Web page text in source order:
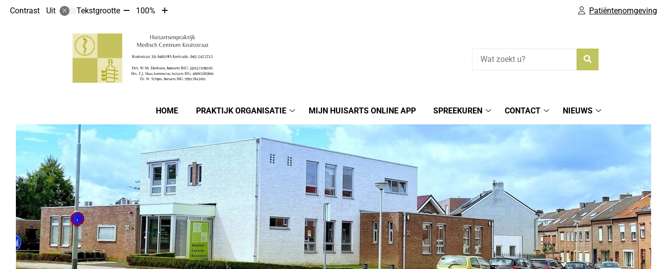
Contrast Uit Tekstgrootte Tekst
10%
100%
Tekst
10%
Patiëntenomgeving
HOME
PRAKTIJK ORGANISATIE
organisatie
submenu
MIJN HUISARTS ONLINE APP
SPREEKUREN
CONTACT
NIEUWS